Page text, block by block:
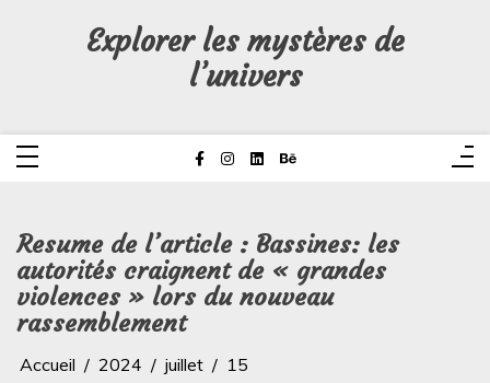
Explorer les mystères de
l’univers
Resume de l’article : Bassines: les
autorités craignent de « grandes
violences » lors du nouveau
rassemblement
Accueil 2024 juillet 15